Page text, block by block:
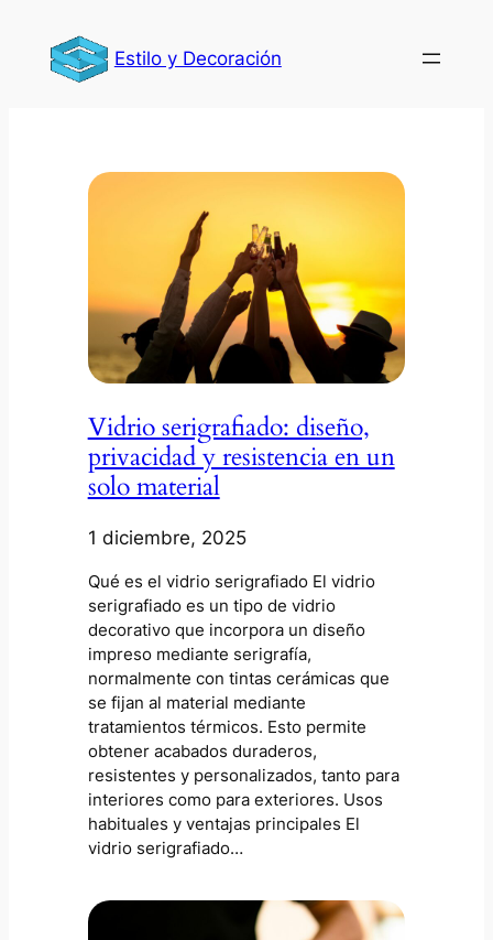
Estilo y Decoración
Vidrio serigrafiado: diseño,
privacidad y resistencia en un
solo material
1 diciembre, 2025
Qué es el vidrio serigrafiado El vidrio
serigrafiado es un tipo de vidrio
decorativo que incorpora un diseño
impreso mediante serigrafía,
normalmente con tintas cerámicas que
se fijan al material mediante
tratamientos térmicos. Esto permite
obtener acabados duraderos,
resistentes y personalizados, tanto para
interiores como para exteriores. Usos
habituales y ventajas principales El
vidrio serigrafiado…